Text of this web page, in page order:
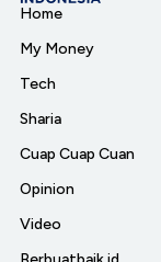
Home
My Money
Tech
Sharia
Cuap Cuap Cuan
Opinion
Video